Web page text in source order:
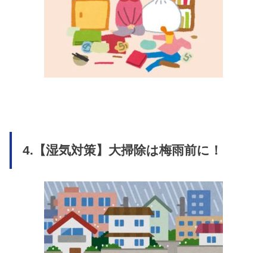
4.【湿気対策】大掃除は梅雨前に！